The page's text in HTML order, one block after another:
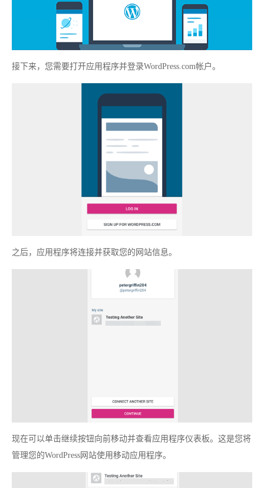
接下来，您需要打开应用程序并登录WordPress.com帐户。
之后，应用程序将连接并获取您的网站信息。
现在可以单击继续按钮向前移动并查看应用程序仪表板。这是您将
管理您的WordPress网站使用移动应用程序。